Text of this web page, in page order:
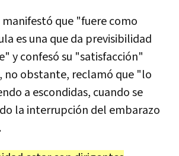
que "fuere como
es una que da previsibilidad
y confesó su "satisfacción"
no obstante, reclamó que "lo
a escondidas, cuando se
la interrupción del embarazo